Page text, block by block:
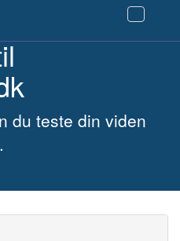
du teste din viden